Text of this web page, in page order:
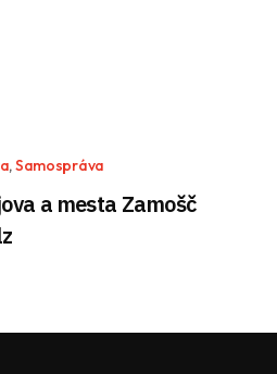
,Samospráva
a mesta Zamošč